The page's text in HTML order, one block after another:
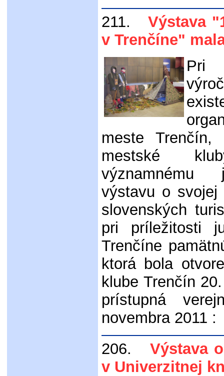
211.
Výstava
v Trenčíne"
Pri
meste Trenčín,
mestské
významnému
výstavu o svojej
slovenských
pri príležitosti
Trenčíne
ktorá bola
klube Trenčín
prístupná
novembra 2011 :
206.
Výstava
v Univerzitnej